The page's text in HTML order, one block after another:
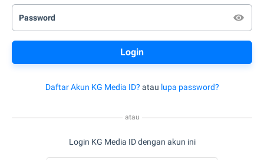
Password
Daftar Akun KG Media ID? atau lupa password?
atau
Login KG Media ID dengan akun ini